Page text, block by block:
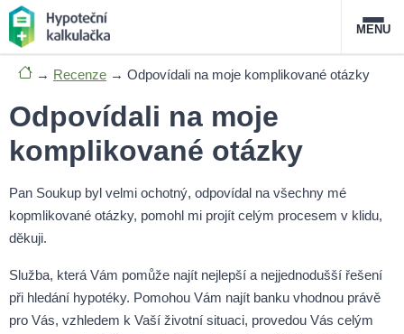
Nabídka hypoték
Magazín
Průvodce hypotékami
O služběFAQSlovník pojmůKontakt
MENU
→ Recenze → Odpovídali na moje komplikované otázky
Odpovídali na moje
komplikované otázky
Pan Soukup byl velmi ochotný, odpovídal na všechny mé
kopmlikované otázky, pomohl mi projít celým procesem v klidu,
děkuji.
Služba, která Vám pomůže najít nejlepší a nejjednodušší řešení
při hledání hypotéky. Pomohou Vám najít banku vhodnou právě
pro Vás, vzhledem k Vaší životní situaci, provedou Vás celým